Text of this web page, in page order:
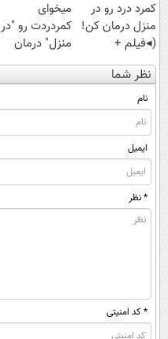
کمرد درد رو در
منزل درمان کن!
(◂فیلم +
پرسش‌نامه)
میخوای
کمردردت رو "در
منزل" درمان
کنی؟ (◂فیلم +
◂پرسش‌نامه)
نظر شما
نام
ایمیل
* نظر
* کد امنیتی